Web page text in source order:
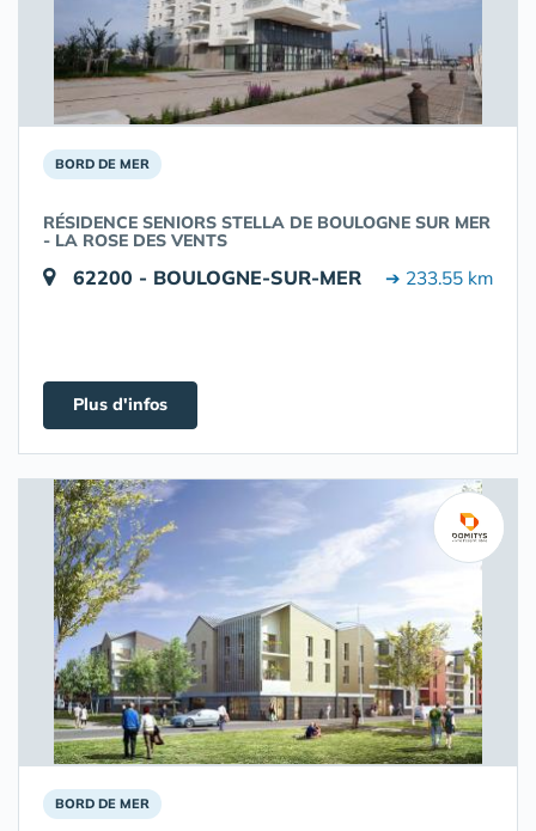
BORD DE MER
RÉSIDENCE SENIORS STELLA DE BOULOGNE SUR MER
- LA ROSE DES VENTS
62200 - BOULOGNE-SUR-MER ➔ 233.55 km
Plus d'infos
BORD DE MER